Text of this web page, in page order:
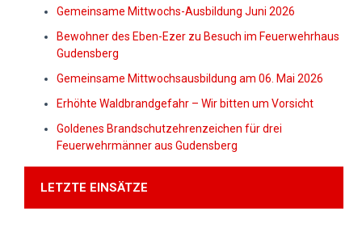
Gemeinsame Mittwochs-Ausbildung Juni 2026
Bewohner des Eben-Ezer zu Besuch im Feuerwehrhaus
Gudensberg
Gemeinsame Mittwochsausbildung am 06. Mai 2026
Erhöhte Waldbrandgefahr – Wir bitten um Vorsicht
Goldenes Brandschutzehrenzeichen für drei
Feuerwehrmänner aus Gudensberg
LETZTE EINSÄTZE